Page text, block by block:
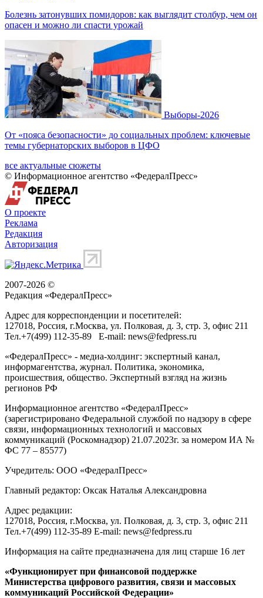
Болезнь затонувших помидоров: как выглядит столбур, чем он
опасен и можно ли спасти урожай
Выборы-2026
От «пояса безопасности» до социальных проблем: ключевые
темы губернаторских выборов в ЦФО
все актуальные сюжеты
© Информационное агентство «ФедералПресс»
О проекте
Реклама
Редакция
Авторизация
2007-2026 ©
Редакция «ФедералПресс»
Адрес для корреспонденции и посетителей:
127018, Россия, г.Москва, ул. Полковая, д. 3, стр. 3, офис 211
Тел.+7(499) 112-35-89 E-mail: news@fedpress.ru
«ФедералПресс» - медиа-холдинг: экспертный канал,
информагентства, журнал. Политика, экономика,
происшествия, общество. Экспертный взгляд на жизнь
регионов РФ
Информационное агентство «ФедералПресс»
(зарегистрировано Федеральной службой по надзору в сфере
связи, информационных технологий и массовых
коммуникаций (Роскомнадзор) 21.07.2023г. за номером ИА №
ФС 77 – 85577)
Учредитель: ООО «ФедералПресс»
Главный редактор: Оксак Наталья Александровна
Адрес редакции:
127018, Россия, г.Москва, ул. Полковая, д. 3, стр. 3, офис 211
Тел.+7(499) 112-35-89 E-mail: news@fedpress.ru
Информация на сайте предназначена для лиц старше 16 лет
«Функционирует при финансовой поддержке
Министерства цифрового развития, связи и массовых
коммуникаций Российской Федерации»